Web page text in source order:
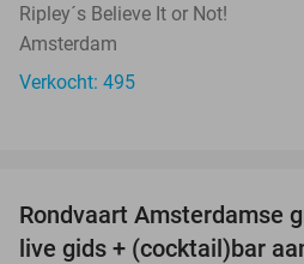
Ripley´s Believe It or Not!
Amsterdam
Verkocht: 495
Rondvaart Amsterdamse
live gids + (cocktail)bar